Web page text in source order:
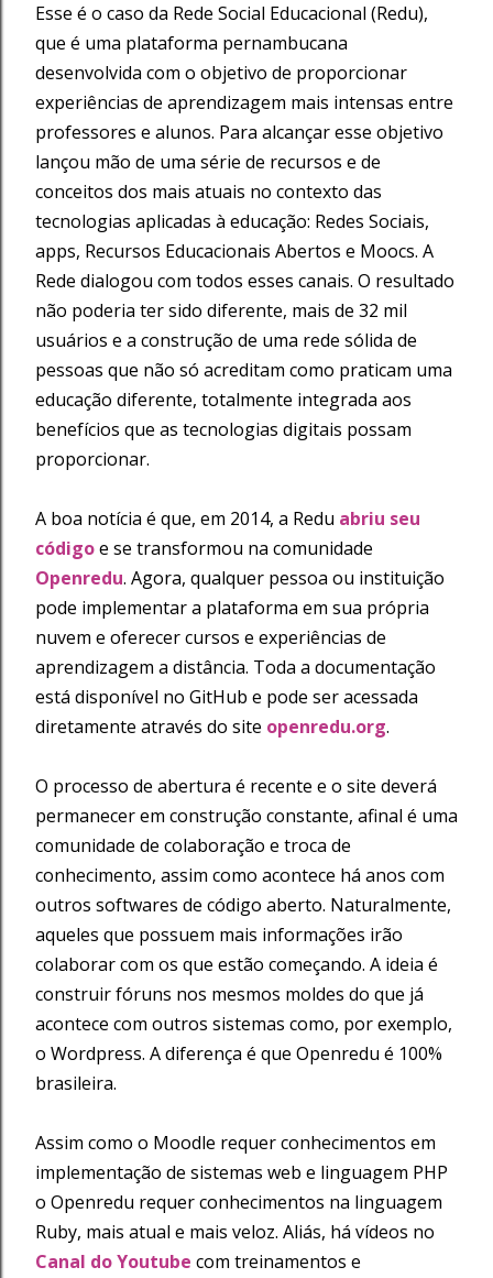
Esse é o caso da Rede Social Educacional (Redu),
que é uma plataforma pernambucana
desenvolvida com o objetivo de proporcionar
experiências de aprendizagem mais intensas entre
professores e alunos. Para alcançar esse objetivo
lançou mão de uma série de recursos e de
conceitos dos mais atuais no contexto das
tecnologias aplicadas à educação: Redes Sociais,
apps, Recursos Educacionais Abertos e Moocs. A
Rede dialogou com todos esses canais. O resultado
não poderia ter sido diferente, mais de 32 mil
usuários e a construção de uma rede sólida de
pessoas que não só acreditam como praticam uma
educação diferente, totalmente integrada aos
benefícios que as tecnologias digitais possam
proporcionar.
A boa notícia é que, em 2014, a Redu abriu seu
códigoe se transformou na comunidade
Openredu. Agora, qualquer pessoa ou instituição
pode implementar a plataforma em sua própria
nuvem e oferecer cursos e experiências de
aprendizagem a distância. Toda a documentação
está disponível no GitHub e pode ser acessada
diretamente através do site openredu.org.
O processo de abertura é recente e o site deverá
permanecer em construção constante, afinal é uma
comunidade de colaboração e troca de
conhecimento, assim como acontece há anos com
outros softwares de código aberto. Naturalmente,
aqueles que possuem mais informações irão
colaborar com os que estão começando. A ideia é
construir fóruns nos mesmos moldes do que já
acontece com outros sistemas como, por exemplo,
o Wordpress. A diferença é que Openredu é 100%
brasileira.
Assim como o Moodle requer conhecimentos em
implementação de sistemas web e linguagem PHP
o Openredu requer conhecimentos na linguagem
Ruby, mais atual e mais veloz. Aliás, há vídeos no
Canal do Youtube com treinamentos e